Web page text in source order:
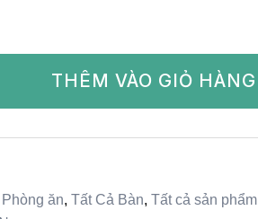
THÊM VÀO GIỎ HÀNG
Phòng ăn, Tất Cả Bàn, Tất cả sản phẩm